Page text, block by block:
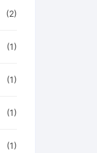
(2)
(1)
(1)
(1)
(1)